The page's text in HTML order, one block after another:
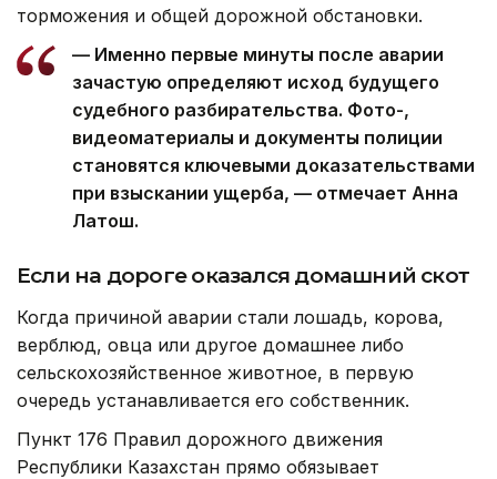
торможения и общей дорожной обстановки.
— Именно первые минуты после аварии
зачастую определяют исход будущего
судебного разбирательства. Фото-,
видеоматериалы и документы полиции
становятся ключевыми доказательствами
при взыскании ущерба, — отмечает Анна
Латош.
Если на дороге оказался домашний скот
Когда причиной аварии стали лошадь, корова,
верблюд, овца или другое домашнее либо
сельскохозяйственное животное, в первую
очередь устанавливается его собственник.
Пункт 176 Правил дорожного движения
Республики Казахстан прямо обязывает